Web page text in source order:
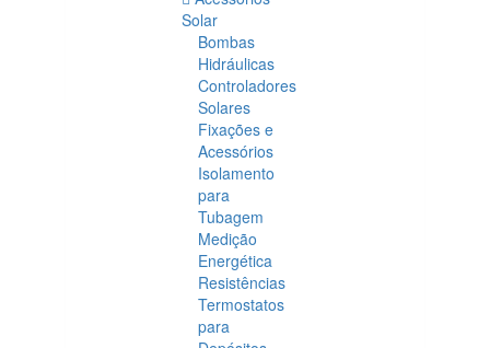
Solar
Bombas
Hidráulicas
Controladores
Solares
Fixações e
Acessórios
Isolamento
para
Tubagem
Medição
Energética
Resistências
Termostatos
para